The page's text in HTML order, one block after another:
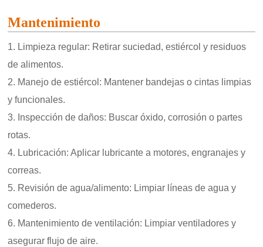
Mantenimiento
1. Limpieza regular: Retirar suciedad, estiércol y residuos
de alimentos.
2. Manejo de estiércol: Mantener bandejas o cintas limpias
y funcionales.
3. Inspección de daños: Buscar óxido, corrosión o partes
rotas.
4. Lubricación: Aplicar lubricante a motores, engranajes y
correas.
5. Revisión de agua/alimento: Limpiar líneas de agua y
comederos.
6. Mantenimiento de ventilación: Limpiar ventiladores y
asegurar flujo de aire.